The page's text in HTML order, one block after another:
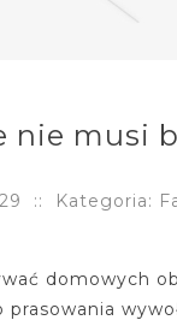
nie musi
::
Kategoria:
domowych
prasowania